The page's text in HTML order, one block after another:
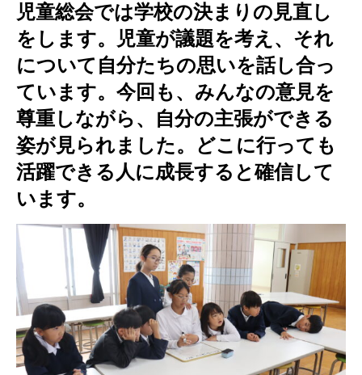
児童総会では学校の決まりの見直し
をします。児童が議題を考え、それ
について自分たちの思いを話し合っ
ています。今回も、みんなの意見を
尊重しながら、自分の主張ができる
姿が見られました。どこに行っても
活躍できる人に成長すると確信して
います。